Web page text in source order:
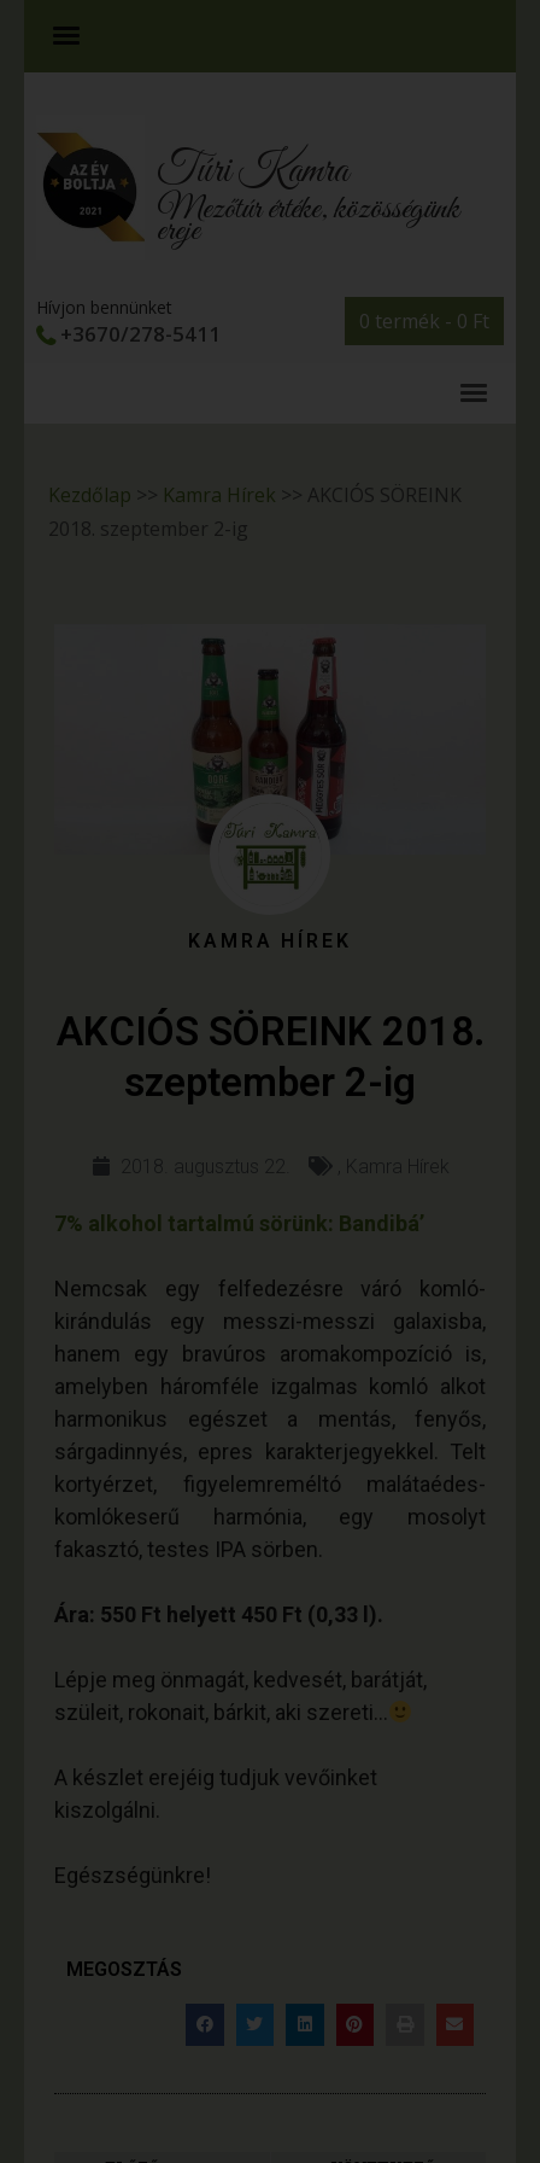
Túri Kamra
Mezőtúr értéke, közösségünk
ereje
0 termék - 0 Ft
Hívjon bennünket
+3670/278-5411
Kezdőlap >> Kamra Hírek >> AKCIÓS SÖREINK
2018. szeptember 2-ig
KAMRA HÍREK
AKCIÓS SÖREINK 2018.
szeptember 2-ig
2018. augusztus 22. , Kamra Hírek
7% alkohol tartalmú sörünk: Bandibá’
Nemcsak egy felfedezésre váró komló-
kirándulás egy messzi-messzi galaxisba,
hanem egy bravúros aromakompozíció is,
amelyben háromféle izgalmas komló alkot
harmonikus egészet a mentás, fenyős,
sárgadinnyés, epres karakterjegyekkel. Telt
kortyérzet, figyelemreméltó malátaédes-
komlókeserű harmónia, egy mosolyt
fakasztó, testes IPA sörben.
Ára: 550 Ft helyett 450 Ft (0,33 l).
Lépje meg önmagát, kedvesét, barátját,
szüleit, rokonait, bárkit, aki szereti…
A készlet erejéig tudjuk vevőinket
kiszolgálni.
Egészségünkre!
MEGOSZTÁS